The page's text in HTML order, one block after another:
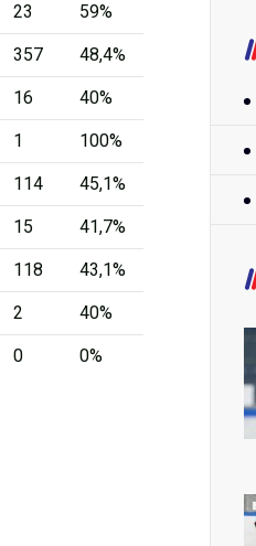
23 59%
357 48,4%
16 40%
1 100%
114 45,1%
15 41,7%
118 43,1%
2 40%
0 0%